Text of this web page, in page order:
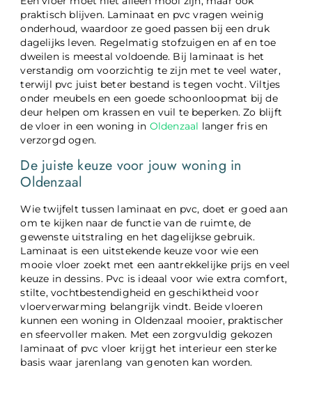
praktisch blijven. Laminaat en pvc vragen weinig
onderhoud, waardoor ze goed passen bij een druk
dagelijks leven. Regelmatig stofzuigen en af en toe
dweilen is meestal voldoende. Bij laminaat is het
verstandig om voorzichtig te zijn met te veel water,
terwijl pvc juist beter bestand is tegen vocht. Viltjes
onder meubels en een goede schoonloopmat bij de
deur helpen om krassen en vuil te beperken. Zo blijft
de vloer in een woning in Oldenzaal langer fris en
verzorgd ogen.
De juiste keuze voor jouw woning in
Oldenzaal
Wie twijfelt tussen laminaat en pvc, doet er goed aan
om te kijken naar de functie van de ruimte, de
gewenste uitstraling en het dagelijkse gebruik.
Laminaat is een uitstekende keuze voor wie een
mooie vloer zoekt met een aantrekkelijke prijs en veel
keuze in dessins. Pvc is ideaal voor wie extra comfort,
stilte, vochtbestendigheid en geschiktheid voor
vloerverwarming belangrijk vindt. Beide vloeren
kunnen een woning in Oldenzaal mooier, praktischer
en sfeervoller maken. Met een zorgvuldig gekozen
laminaat of pvc vloer krijgt het interieur een sterke
basis waar jarenlang van genoten kan worden.